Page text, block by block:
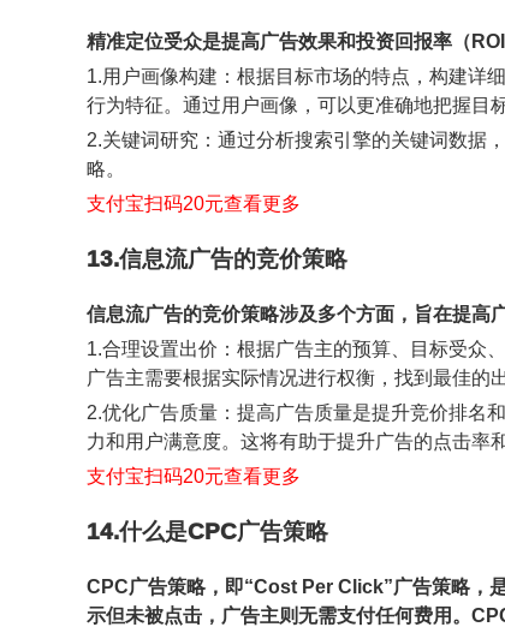
精准定位受众是提高广告效果和投资回报率（
1.用户画像构建：根据目标市场的特点，构建详
行为特征。通过用户画像，可以更准确地把握目
2.关键词研究：通过分析搜索引擎的关键词数据
略。
支付宝扫码20元查看更多
13.信息流广告的竞价策略
信息流广告的竞价策略涉及多个方面，旨在提高
1.合理设置出价：根据广告主的预算、目标受众
广告主需要根据实际情况进行权衡，找到最佳的出
2.优化广告质量：提高广告质量是提升竞价排名
力和用户满意度。这将有助于提升广告的点击率
支付宝扫码20元查看更多
14.什么是CPC广告策略
CPC广告策略，即“Cost Per Click”广告策略，
示但未被点击，广告主则无需支付任何费用。